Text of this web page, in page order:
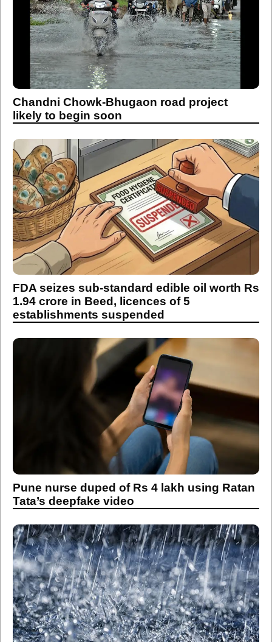
Chandni Chowk-Bhugaon road project
likely to begin soon
FDA seizes sub-standard edible oil worth Rs
1.94 crore in Beed, licences of 5
establishments suspended
Pune nurse duped of Rs 4 lakh using Ratan
Tata’s deepfake video